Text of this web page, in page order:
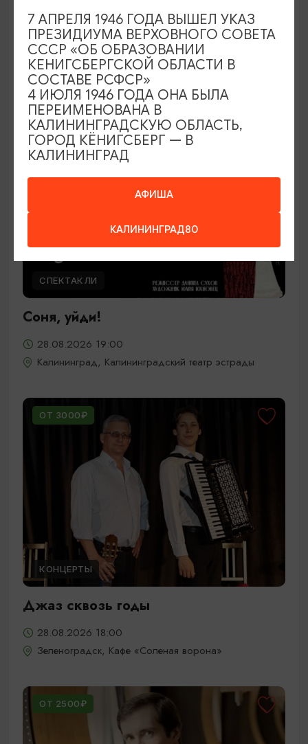
Наташа Краснова
28.08.2026 19:00
Калининград, Дворец культуры железнодорожников
ОТ 500₽
СПЕКТАКЛИ
Соня, уйди!
28.08.2026 19:00
Калининград, Калининградский театр эстрады
ОТ 3000₽
КОНЦЕРТЫ
Джаз сквозь годы
28.08.2026 18:00
Зеленоградск, Кафе «Соленая ворона»
ОТ 2500₽
АФИША
КАЛИНИНГРАД80
7 АПРЕЛЯ 1946 ГОДА ВЫШЕЛ УКАЗ
ПРЕЗИДИУМА ВЕРХОВНОГО СОВЕТА
СССР «ОБ ОБРАЗОВАНИИ
КЕНИГСБЕРГСКОЙ ОБЛАСТИ В
СОСТАВЕ РСФСР»
4 ИЮЛЯ 1946 ГОДА ОНА БЫЛА
ПЕРЕИМЕНОВАНА В
КАЛИНИНГРАДСКУЮ ОБЛАСТЬ,
ГОРОД КЁНИГСБЕРГ — В
КАЛИНИНГРАД